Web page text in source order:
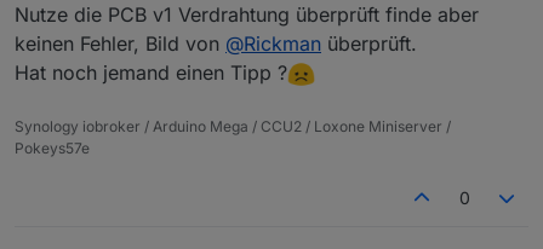
Nutze die PCB v1 Verdrahtung überprüft finde aber
keinen Fehler, Bild von @Rickman überprüft.
Hat noch jemand einen Tipp ?
Synology iobroker / Arduino Mega / CCU2 / Loxone Miniserver /
Pokeys57e
0